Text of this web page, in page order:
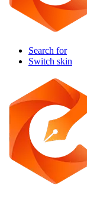
Search for
Switch skin